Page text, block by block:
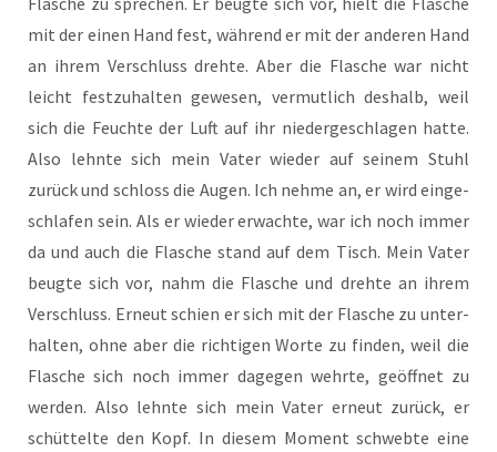
mit der einen Hand fest, wäh­rend er mit der ande­ren Hand
an ihrem Ver­schluss dreh­te. Aber die Fla­sche war nicht
leicht fest­zu­hal­ten gewe­sen, ver­mut­lich des­halb, weil
sich die Feuch­te der Luft auf ihr nie­der­ge­schla­gen hat­te.
Also lehn­te sich mein Vater wie­der auf sei­nem Stuhl
zurück und schloss die Augen. Ich neh­me an, er wird ein­ge­
schla­fen sein. Als er wie­der erwach­te, war ich noch immer
da und auch die Fla­sche stand auf dem Tisch. Mein Vater
beug­te sich vor, nahm die Fla­sche und dreh­te an ihrem
Ver­schluss. Erneut schien er sich mit der Fla­sche zu unter­
hal­ten, ohne aber die rich­ti­gen Wor­te zu fin­den, weil die
Fla­sche sich noch immer dage­gen wehr­te, geöff­net zu
wer­den. Also lehn­te sich mein Vater erneut zurück, er
schüt­tel­te den Kopf. In die­sem Moment schweb­te eine